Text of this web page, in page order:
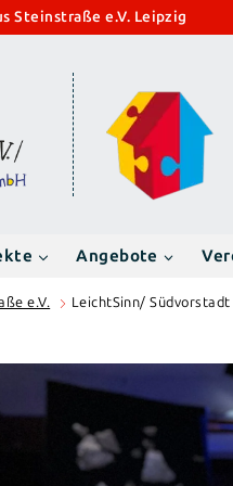
Steinstraße e.V. Leipzig
Angebote
e.V. LeichtSinn/ Südvorstadt